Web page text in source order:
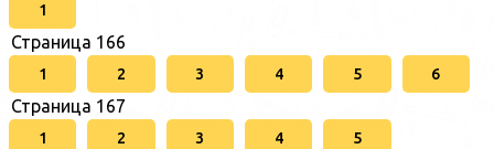
1
Страница 166
1 2 3 4 5 6
Страница 167
1 2 3 4 5